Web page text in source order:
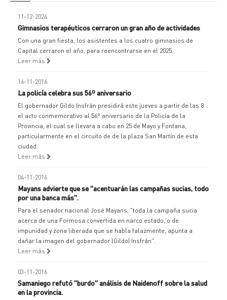
11-12-2024
Gimnasios terapéuticos cerraron un gran año de actividades
Con una gran fiesta, los asistentes a los cuatro gimnasios de
Capital cerraron el año, para reencontrarse en el 2025.
Leer más
16-11-2016
La policía celebra sus 56º aniversario
El gobernador Gildo Insfrán presidirá este jueves a partir de las 8
el acto conmemorativo al 56º aniversario de la Policía de la
Provincia, el cual se llevara a cabo en 25 de Mayo y Fontana,
particularmente en el circuito de de la plaza San Martín de esta
ciudad.
Leer más
04-11-2016
Mayans advierte que se "acentuarán las campañas sucias, todo
por una banca más".
Para el senador nacional José Mayans, "toda la campaña sucia
acerca de una Formosa convertida en narco estado, o de
impunidad y zona liberada que se habla falazmente, apunta a
dañar la imagen del gobernador (Gildo) Insfrán".
Leer más
03-11-2016
Samaniego refutó "burdo" análisis de Naidenoff sobre la salud
en la provincia.